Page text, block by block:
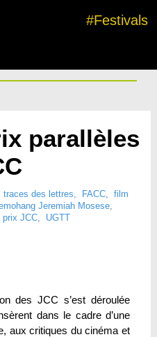
#Festivals
parallèles
traces des lettres, FACC, film
Jeremiah Mosese,
prix JCC, UGTT
des JCC s’est déroulée
dans le cadre d’une
aux critiques du cinéma et